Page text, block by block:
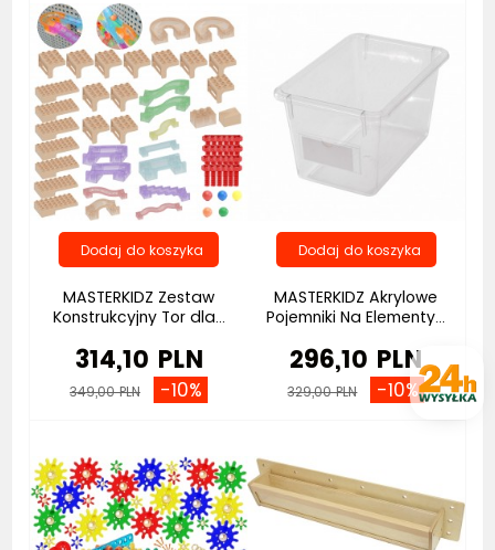
MASTERKIDZ Zestaw
Konstrukcyjny Tor dla...
314,10 PLN
349,00 PLN -10%
MASTERKIDZ Akrylowe
Pojemniki Na Elementy...
296,10 PLN
329,00 PLN -10%